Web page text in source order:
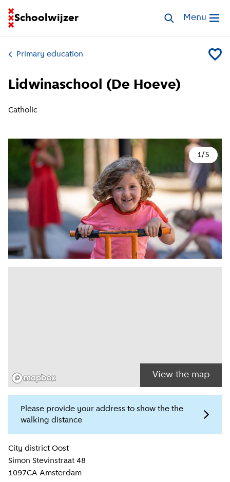
Schoolwijzer
Go to homepage of School FinderSearch schools
Open
Menu
Primary education Add
Lidwinaschool (De Hoeve)
Catholic
1/5
View the map
Please provide your address to show the the
walking distance
Location information
City district Oost
Simon Stevinstraat 48
1097CA Amsterdam